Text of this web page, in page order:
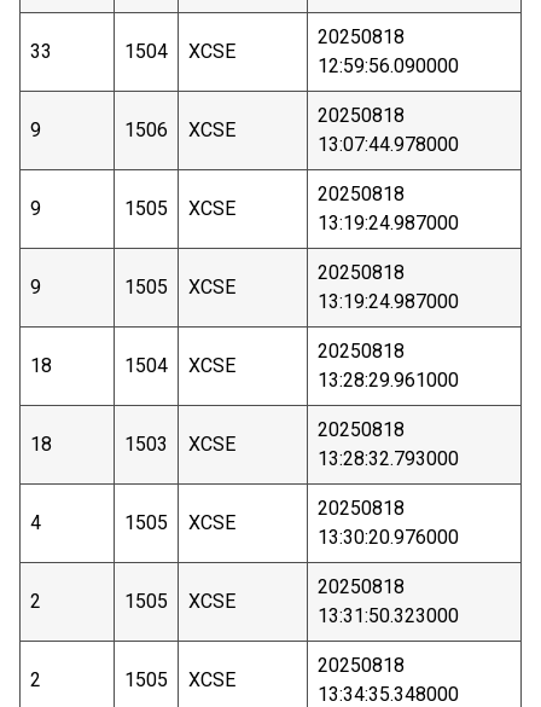
33 1504 XCSE
20250818
12:59:56.090000
9 1506 XCSE
20250818
13:07:44.978000
9 1505 XCSE
20250818
13:19:24.987000
9 1505 XCSE
20250818
13:19:24.987000
18 1504 XCSE
20250818
13:28:29.961000
18 1503 XCSE
20250818
13:28:32.793000
4 1505 XCSE
20250818
13:30:20.976000
2 1505 XCSE
20250818
13:31:50.323000
2 1505 XCSE
20250818
13:34:35.348000